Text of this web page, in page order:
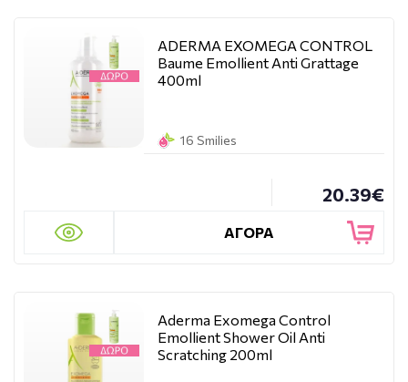
ADERMA EXOMEGA CONTROL
Baume Emollient Anti Grattage
400ml
16 Smilies
20.39€
ΑΓΟΡΑ
Aderma Exomega Control
Emollient Shower Oil Anti
Scratching 200ml